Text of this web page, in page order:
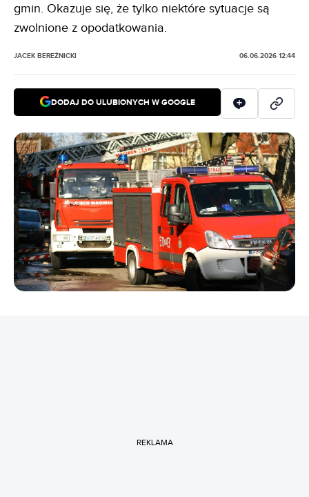
gmin. Okazuje się, że tylko niektóre sytuacje są
zwolnione z opodatkowania.
JACEK BEREŹNICKI 06.06.2026 12:44
DODAJ DO ULUBIONYCH W GOOGLE
REKLAMA